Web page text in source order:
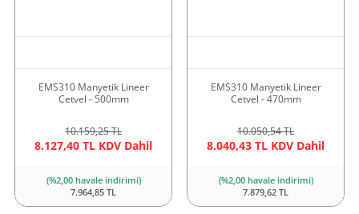
EMS310 Manyetik Lineer
Cetvel - 500mm
10.159,25 TL
8.127,40 TL KDV Dahil
(%2,00 havale indirimi)
7.964,85 TL
EMS310 Manyetik Lineer
Cetvel - 470mm
10.050,54 TL
8.040,43 TL KDV Dahil
(%2,00 havale indirimi)
7.879,62 TL